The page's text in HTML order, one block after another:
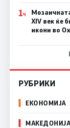
1Ч
XIV век ќе
икони во
РУБРИКИ
ЕКОНОМИЈА
МАКЕДОНИЈА